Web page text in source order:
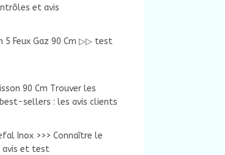
et avis
5 Feux Gaz 90 Cm ▷▷ test
90 Cm Trouver les
sellers : les avis clients
Inox >>> Connaître le
avis et test